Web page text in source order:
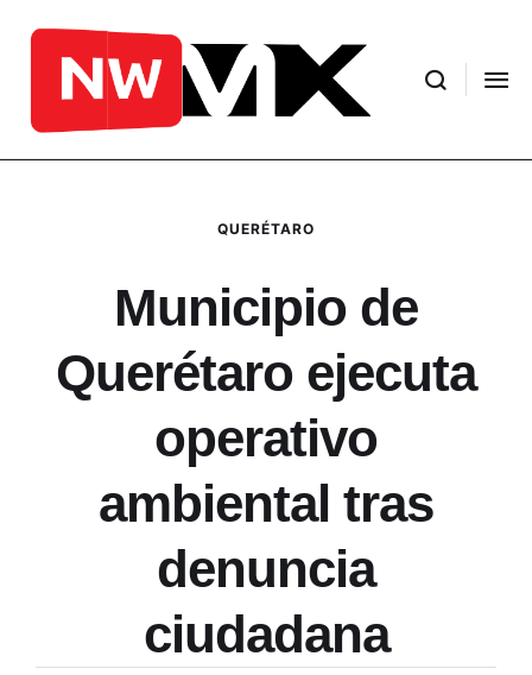
QUERÉTARO
Municipio de
Querétaro ejecuta
operativo
ambiental tras
denuncia
ciudadana